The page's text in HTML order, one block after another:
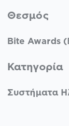
Θεσμός
Bite Awards
Κατηγορία
Συστήματα